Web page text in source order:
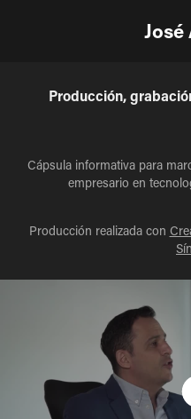
José
Producción,
Cápsula informativa para
empresario en
Producción realizada con